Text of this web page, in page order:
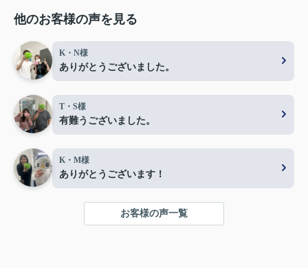
他のお客様の声を見る
K・N様
ありがとうございました。
T・S様
有難うございました。
K・M様
ありがとうございます！
お客様の声一覧